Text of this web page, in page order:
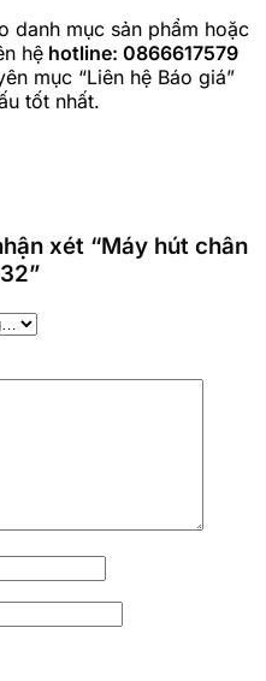
danh mục sản phẩm hoặc
hệ hotline: 0866617579
mục “Liên hệ Báo giá”
tốt nhất.
xét “Máy hút chân